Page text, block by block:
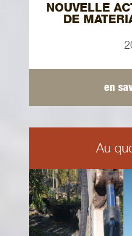
NOUVELLE
DE
en
Au